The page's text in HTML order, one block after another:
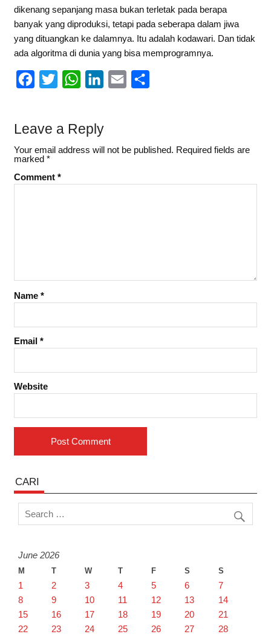
dikenang sepanjang masa bukan terletak pada berapa
banyak yang diproduksi, tetapi pada seberapa dalam jiwa
yang dituangkan ke dalamnya. Itu adalah kodawari. Dan tidak
ada algoritma di dunia yang bisa memprogramnya.
e
b
o
t
t
r
W
t
s
p
e
I
l
e
Leave a Reply
Your email address will not be published. Required fields are
marked *
Comment *
Name *
Email *
Website
CARI
June 2026
M T W T F S S
1 2 3 4 5 6
7
8
9 10 11 12 13
14
15
16 17 18 19 20
21
22
23 24 25 26 27
28